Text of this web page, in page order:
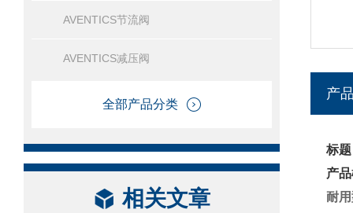
AVENTICS节流阀
AVENTICS减压阀
全部产品分类
相关文章
产
标
产
耐